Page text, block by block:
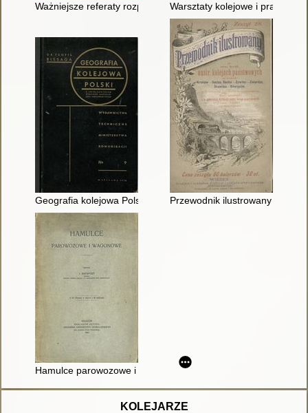
Ważniejsze referaty rozpatrywane na zjazdach naczelników
Warsztaty kolejowe i praktyka
Geografia kolejowa Polski z uwzględnieniem stosunków
Przewodnik ilustrowany po
Hamulce parowozowe i wagonowe
KOLEJARZE